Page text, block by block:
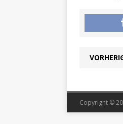
Copyright ©